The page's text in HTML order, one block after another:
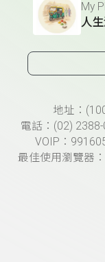
My
頁尾資訊地址：
電話：(02)
VOIP：
最佳使用瀏覽器